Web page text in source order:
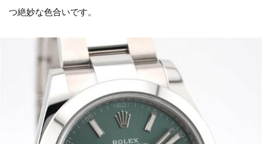
つ絶妙な色合いです。